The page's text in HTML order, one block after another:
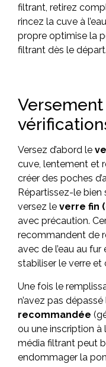
filtrant, retirez
rincez la cuve à
propre optimise la
filtrant dès le départ.
Versez d’abord le
cuve, lentement et
créer des poches
Répartissez-le bien
versez le verre fin
avec précaution.
recommandent de
avec de l’eau au
stabiliser le verre et
Une fois le
n’avez pas dépassé
recommandée
ou une inscription à
média filtrant peut
endommager la